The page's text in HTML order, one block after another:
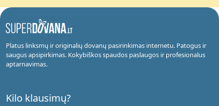
Platus linksmų ir originalių dovanų pasirinkimas internetu. Patogus ir
saugus apsipirkimas. Kokybiškos spaudos paslaugos ir profesionalus
aptarnavimas.
Kilo klausimų?